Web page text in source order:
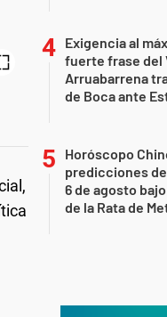
Exigencia al
fuerte frase del
Arruabarrena
de Boca ante
Horóscopo
predicciones
6 de agosto
de la Rata de